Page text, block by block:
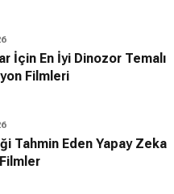
İçin En İyi Dinozor Temalı
Filmleri
Tahmin Eden Yapay Zeka